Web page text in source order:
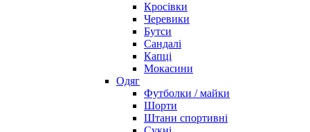
Кросівки
Черевики
Бутси
Сандалі
Капці
Мокасини
Одяг
Футболки / майки
Шорти
Штани спортивні